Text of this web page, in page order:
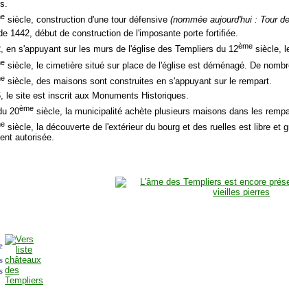
siècle, construction d'une tour défensive(nommée aujourd'hui : Tour
1442, début de construction de l'imposante porte fortifiée.
en s'appuyant sur les murs de l'église des Templiers du 12ème siècle,
siècle, le cimetière situé sur place de l'église est déménagé. De
siècle, des maisons sont construites en s'appuyant sur le rempart.
le site est inscrit aux Monuments Historiques.
20ème siècle, la municipalité achète plusieurs maisons dans les
siècle, la découverte de l'extérieur du bourg et des ruelles est libre et
autorisée.